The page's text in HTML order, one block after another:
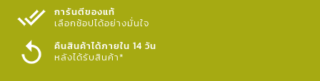
การันตีของแท้
เลือกช้อปได้อย่างมั่นใจ​
คืนสินค้าได้ภายใน 14 วัน
หลังได้รับสินค้า*